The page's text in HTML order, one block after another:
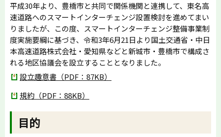
平成30年より、豊橋市と共同で関係機関と連携して、東名高
速道路へのスマートインターチェンジ設置検討を進めてまい
りましたが、この度、スマートインターチェンジ整備事業制
度実施要綱に基づき、令和3年6月21日より国土交通省・中日
本高速道路株式会社・愛知県などと新城市・豊橋市で構成さ
れる地区協議会を設立することとなりました。
設立趣意書（PDF：87KB）
規約（PDF：88KB）
目的